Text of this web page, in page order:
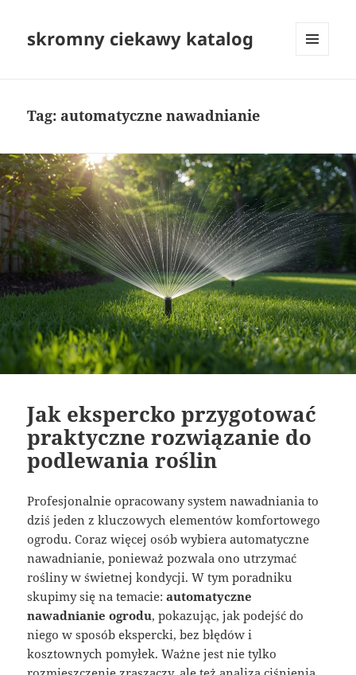
skromny ciekawy katalog
Tag: automatyczne nawadnianie
Jak ekspercko przygotować
praktyczne rozwiązanie do
podlewania roślin
Profesjonalnie opracowany system nawadniania to
dziś jeden z kluczowych elementów komfortowego
ogrodu. Coraz więcej osób wybiera automatyczne
nawadnianie, ponieważ pozwala ono utrzymać
rośliny w świetnej kondycji. W tym poradniku
skupimy się na temacie:automatyczne
nawadnianie ogrodu, pokazując, jak podejść do
niego w sposób ekspercki, bez błędów i
kosztownych pomyłek. Ważne jest nie tylko